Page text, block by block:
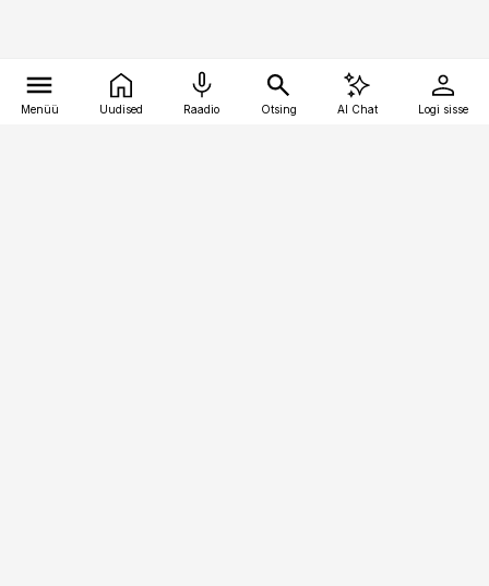
Menüü Uudised Raadio Otsing AI Chat Logi sisse